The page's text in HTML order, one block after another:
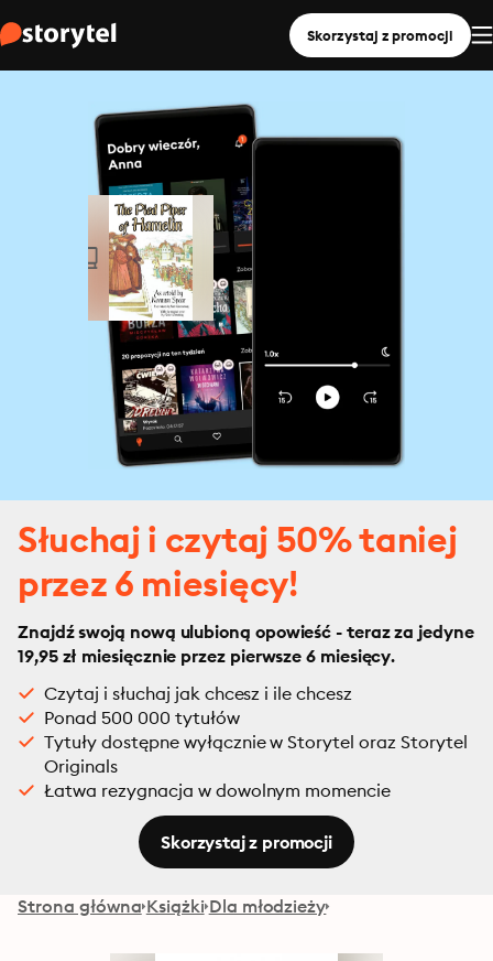
Skorzystaj z promocji
Słuchaj i czytaj 50% taniej
przez 6 miesięcy!
Znajdź swoją nową ulubioną opowieść - teraz za jedyne
19,95 zł miesięcznie przez pierwsze 6 miesięcy.
Czytaj i słuchaj jak chcesz i ile chcesz
Ponad 500 000 tytułów
Tytuły dostępne wyłącznie w Storytel oraz Storytel
Originals
Łatwa rezygnacja w dowolnym momencie
Skorzystaj z promocji
Strona główna Książki Dla młodzieży